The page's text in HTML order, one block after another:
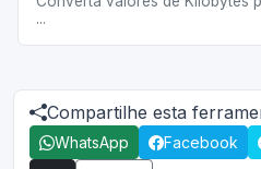
...
Compartilhe esta
WhatsApp Facebook